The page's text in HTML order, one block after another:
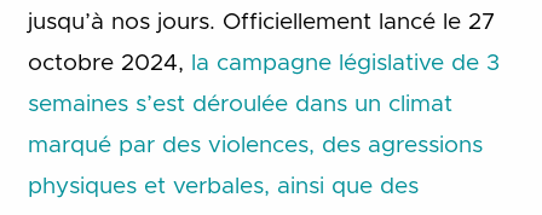
jusqu’à nos jours. Officiellement lancé le 27
octobre 2024,
la campagne législative de 3
semaines s’est déroulée dans un climat
marqué par des violences, des agressions
physiques et verbales, ainsi que des